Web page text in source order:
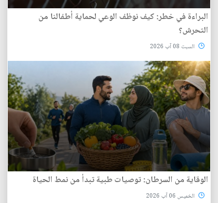
البراءة في خطر: كيف نوظف الوعي لحماية أطفالنا من
التحرش؟
السبت 08 آب 2026
الوقاية من السرطان: توصيات طبية تبدأ من نمط الحياة
الخميس 06 آب 2026